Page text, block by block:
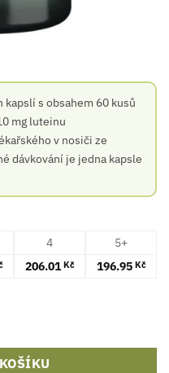
s obsahem 60 kusů
mg luteinu
v nosiči ze
dávkování je jedna kapsle
4
5+
206.01Kč 196.95 Kč